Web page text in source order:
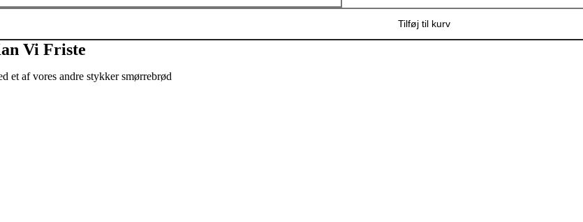
Tilføj til kurv
Vi Friste
et af vores andre stykker smørrebrød